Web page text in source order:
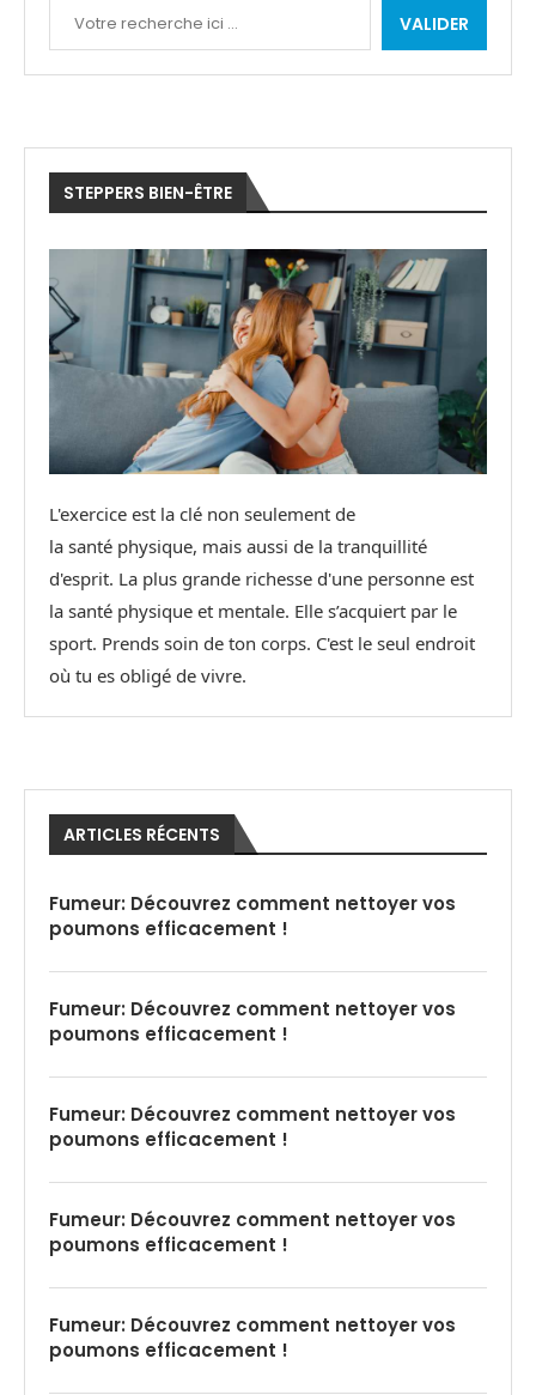
VALIDER
STEPPERS BIEN-ÊTRE
L'exercice est la clé non seulement de
la santé physique, mais aussi de la tranquillité
d'esprit. La plus grande richesse d'une personne est
la santé physique et mentale. Elle s’acquiert par le
sport. Prends soin de ton corps. C'est le seul endroit
où tu es obligé de vivre.
ARTICLES RÉCENTS
Fumeur: Découvrez comment nettoyer vos
poumons efficacement !
Fumeur: Découvrez comment nettoyer vos
poumons efficacement !
Fumeur: Découvrez comment nettoyer vos
poumons efficacement !
Fumeur: Découvrez comment nettoyer vos
poumons efficacement !
Fumeur: Découvrez comment nettoyer vos
poumons efficacement !